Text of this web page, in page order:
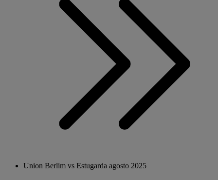
Union Berlim vs Estugarda agosto 2025